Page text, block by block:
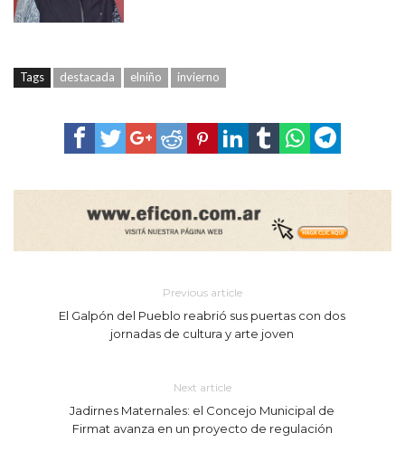
Tags destacada elniño invierno
Previous article
El Galpón del Pueblo reabrió sus puertas con dos
jornadas de cultura y arte joven
Next article
Jadirnes Maternales: el Concejo Municipal de
Firmat avanza en un proyecto de regulación